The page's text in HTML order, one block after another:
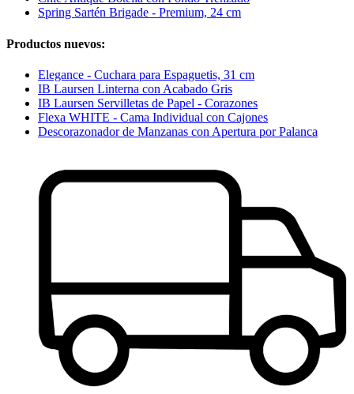
Spring Sartén Brigade - Premium, 24 cm
Productos nuevos:
Elegance - Cuchara para Espaguetis, 31 cm
IB Laursen Linterna con Acabado Gris
IB Laursen Servilletas de Papel - Corazones
Flexa WHITE - Cama Individual con Cajones
Descorazonador de Manzanas con Apertura por Palanca